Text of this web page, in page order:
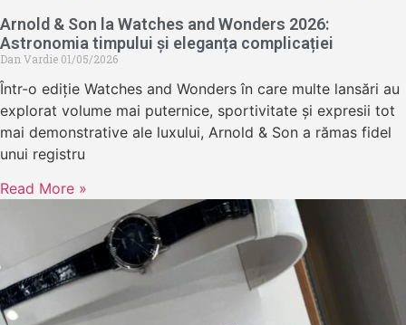
Arnold & Son la Watches and Wonders 2026:
Astronomia timpului și eleganța complicației
Dan Vardie 01/05/2026
Într-o ediție Watches and Wonders în care multe lansări au
explorat volume mai puternice, sportivitate și expresii tot
mai demonstrative ale luxului, Arnold & Son a rămas fidel
unui registru
Read More »